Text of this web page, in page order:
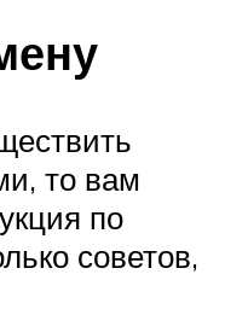
то вам
по
советов,